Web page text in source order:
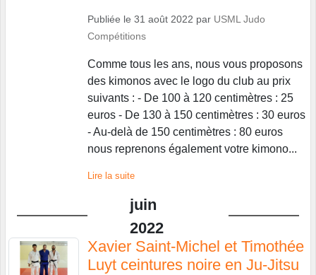
Publiée le 31 août 2022 par USML Judo
Compétitions
Comme tous les ans, nous vous proposons
des kimonos avec le logo du club au prix
suivants : - De 100 à 120 centimètres : 25
euros - De 130 à 150 centimètres : 30 euros
- Au-delà de 150 centimètres : 80 euros
nous reprenons également votre kimono...
Lire la suite
juin
2022
Xavier Saint-Michel et Timothée
Luyt ceintures noire en Ju-Jitsu